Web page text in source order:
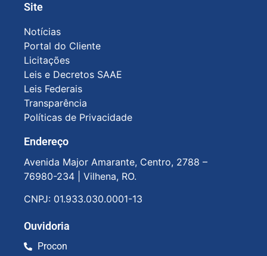
Site
Notícias
Portal do Cliente
Licitações
Leis e Decretos SAAE
Leis Federais
Transparência
Políticas de Privacidade
Endereço
Avenida Major Amarante, Centro, 2788 –
76980-234 | Vilhena, RO.
CNPJ: 01.933.030.0001-13
Ouvidoria
Procon